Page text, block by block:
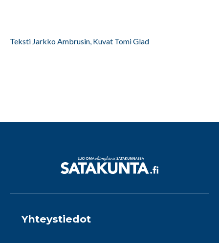
Teksti Jarkko Ambrusin, Kuvat Tomi Glad
Yhteystiedot